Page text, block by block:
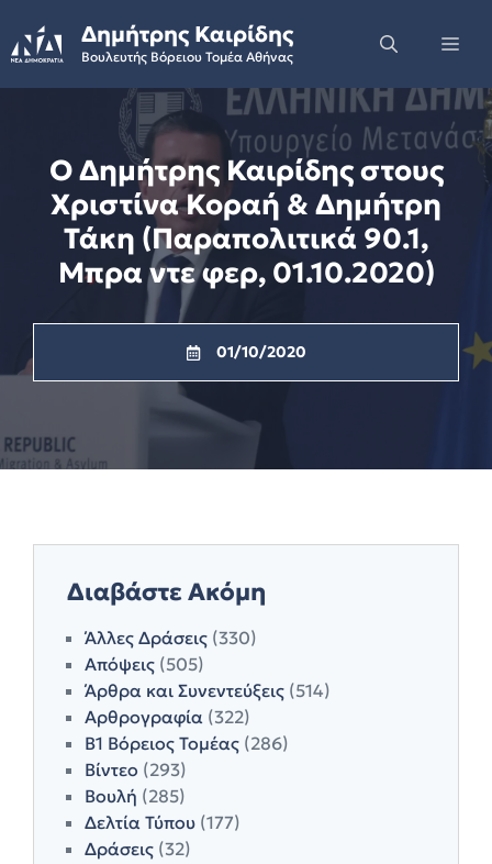
to
content
Δημήτρης Καιρίδης
Βουλευτής Βόρειου Τομέα Αθήνας
Ο Δημήτρης Καιρίδης στους
Χριστίνα Κοραή & Δημήτρη
Τάκη (Παραπολιτικά 90.1,
Μπρα ντε φερ, 01.10.2020)
01/10/2020
Διαβάστε Ακόμη
Άλλες Δράσεις (330)
Απόψεις (505)
Άρθρα και Συνεντεύξεις (514)
Αρθρογραφία (322)
Β1 Βόρειος Τομέας (286)
Βίντεο (293)
Βουλή (285)
Δελτία Τύπου (177)
Δράσεις (32)